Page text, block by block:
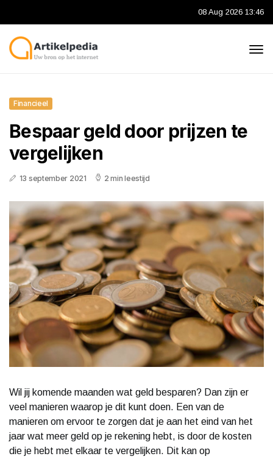
08 Aug 2026 13:46
Financieel
Bespaar geld door prijzen te
vergelijken
13 september 2021 2 min leestijd
Wil jij komende maanden wat geld besparen? Dan zijn er
veel manieren waarop je dit kunt doen. Een van de
manieren om ervoor te zorgen dat je aan het eind van het
jaar wat meer geld op je rekening hebt, is door de kosten
die je hebt met elkaar te vergelijken. Dit kan op